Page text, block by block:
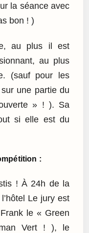
la séance avec
bon ! )
au plus il est
au plus
(sauf pour les
une partie du
» ! ). Sa
si elle est du
:
! À 24h de la
Le jury est
le « Green
Vert ! ), le